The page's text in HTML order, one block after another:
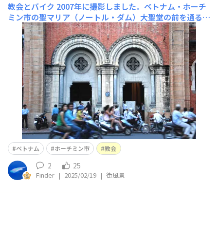
教会とバイク 2007年に撮影しました。ベトナム・ホーチ
ミン市の聖マリア（ノートル・ダム）大聖堂の前を通るバ
イクです。教会は歴史的遺産、観光地となっていますが、
この前をバイクで通る人は、お祈りにに来ている人、その
雰囲気を味わいたい人、生活道路として通っている人、
様々な様です。この協会は、フランスの植民地だった18
ベトナム ホーチミン市 教会
2 25
Finder | 2025/02/19 | 街風景